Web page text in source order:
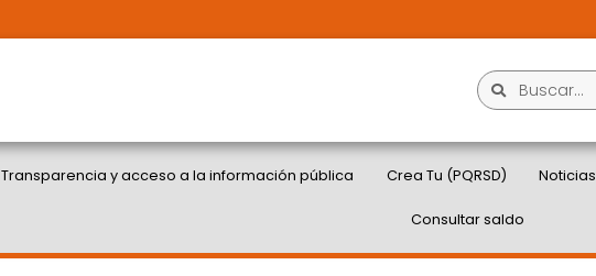
Transparencia y acceso a la información pública Crea Tu (PQRSD) Noticias
Consultar saldo